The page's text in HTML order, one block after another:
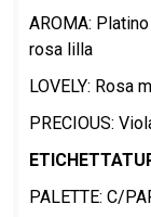
AROMA:
rosa lilla
LOVELY: Rosa
PRECIOUS:
PALETTE: C/